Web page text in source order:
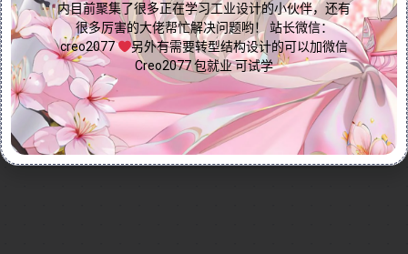
士，本视频都能为您提供实用指导，助您轻松掌握倒圆
角技巧，优化产品设计！
Continue reading...
2024-11-17 by 免费Creo教程
Creo全命令教程
工程工具
0
内目前聚集了很多正在学习工业设计的小伙伴，还有
很多厉害的大佬帮忙解决问题哟！ 站长微信：
creo2077
另外有需要转型结构设计的可以加微信
Creo2077 包就业 可试学